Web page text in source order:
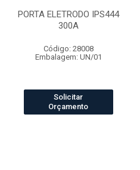
PORTA ELETRODO IPS444
300A
Código: 28008
Embalagem: UN/01
Solicitar
Orçamento